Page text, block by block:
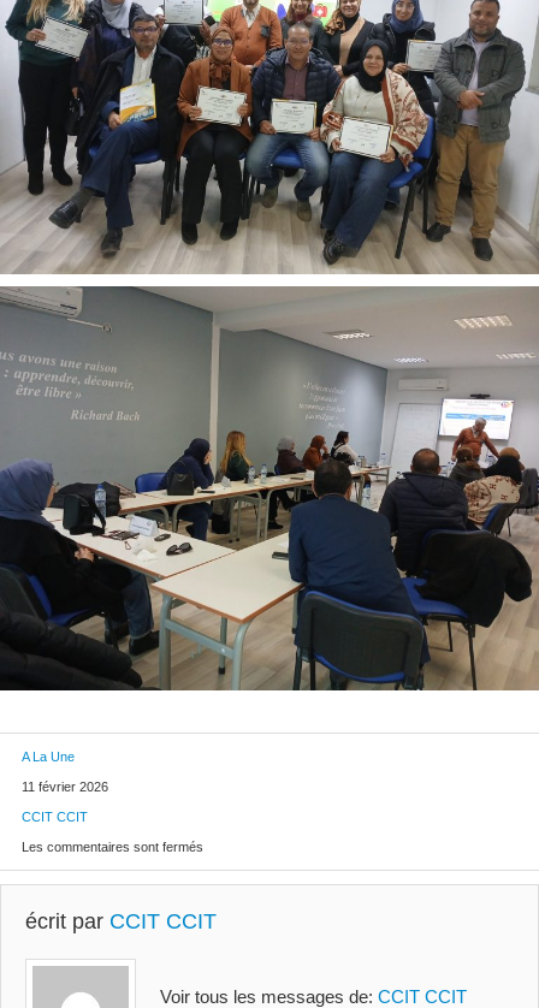
A La Une
11 février 2026
CCIT CCIT
Les commentaires sont fermés
écrit par CCIT CCIT
Voir tous les messages de: CCIT CCIT